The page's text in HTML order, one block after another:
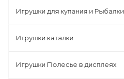
Игрушки для купания и Рыбалки
Игрушки каталки
Игрушки Полесье в дисплеях